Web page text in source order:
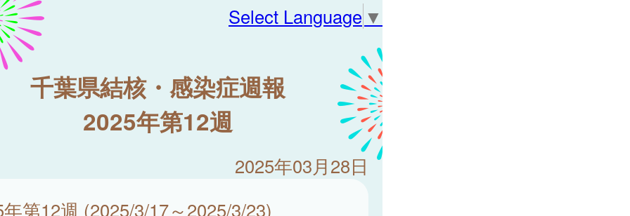
Select Language ▼
千葉県結核・感染症週報
2025年第12週
2025年03月28日
第12週 (2025/3/17～2025/3/23)